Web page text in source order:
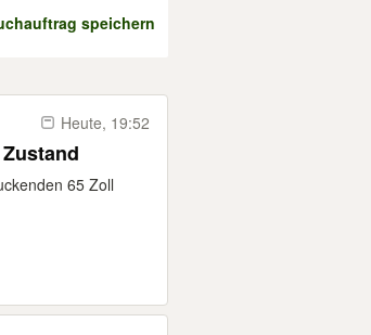
speichern
Heute, 19:52
65 Zoll